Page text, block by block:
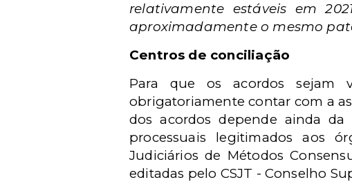
relativamente estáveis em
aproximadamente o mesmo
Centros de conciliação
Para que os acordos sejam
obrigatoriamente contar com a
dos acordos depende ainda
processuais legitimados aos
Judiciários de Métodos
editadas pelo CSJT - Conselho